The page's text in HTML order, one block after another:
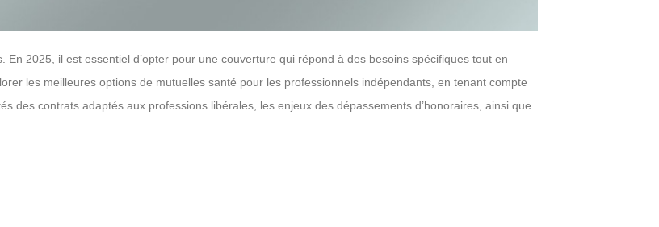
2025, il est essentiel d’opter pour une couverture qui répond à des besoins spécifiques tout en
les meilleures options de mutuelles santé pour les professionnels indépendants, en tenant compte
des contrats adaptés aux professions libérales, les enjeux des dépassements d’honoraires, ainsi que